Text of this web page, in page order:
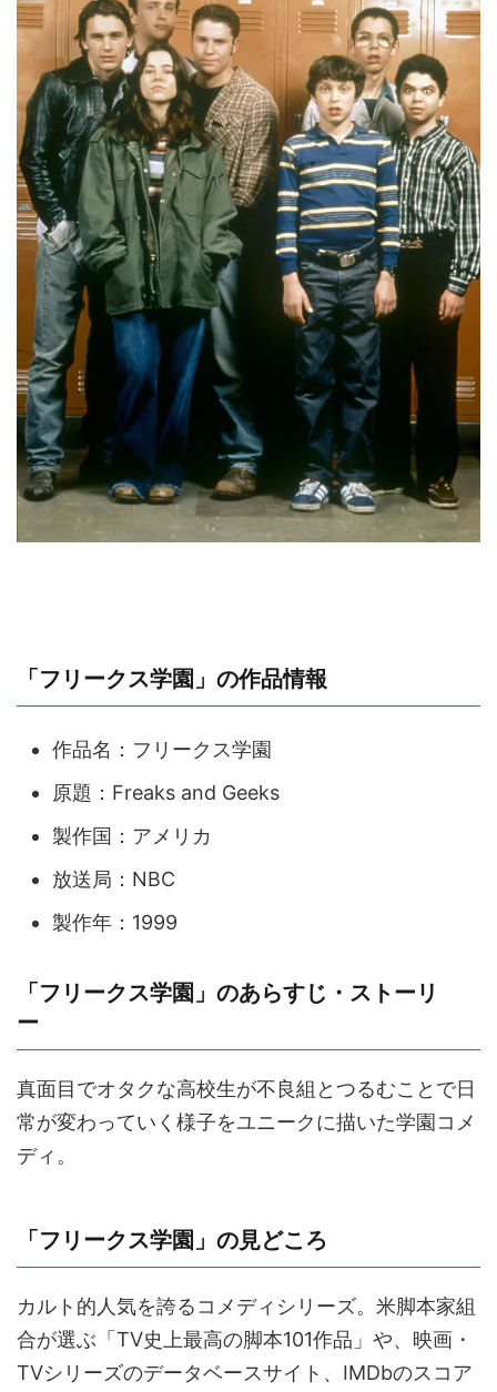
「フリークス学園」の作品情報
作品名：フリークス学園
原題：Freaks and Geeks
製作国：アメリカ
放送局：NBC
製作年：1999
「フリークス学園」のあらすじ・ストーリ
ー
真面目でオタクな高校生が不良組とつるむことで日
常が変わっていく様子をユニークに描いた学園コメ
ディ。
「フリークス学園」の見どころ
カルト的人気を誇るコメディシリーズ。米脚本家組
合が選ぶ「TV史上最高の脚本101作品」や、映画・
TVシリーズのデータベースサイト、IMDbのスコア